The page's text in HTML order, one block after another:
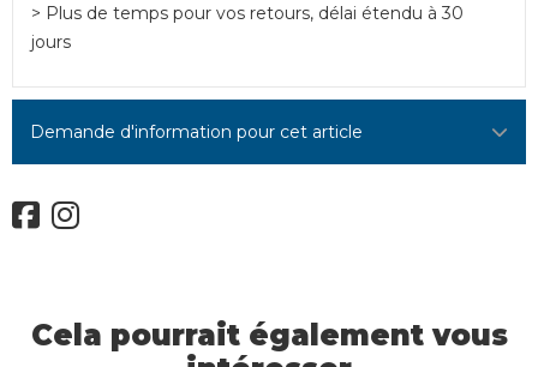
> Plus de temps pour vos retours, délai étendu à 30
jours
Demande d'information pour cet article
Cela pourrait également vous